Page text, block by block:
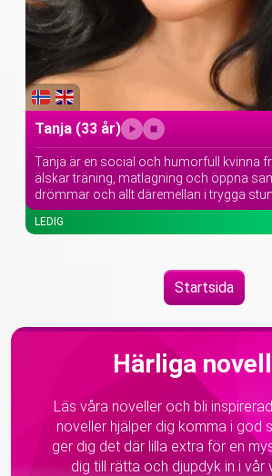
Tanja (33 år)
Tanja är en social och humorfull kvinna
älskar träning, matlagning och öppna
drömmar och allt däremellan i trygga
LEDIG
Startsida
Härliga
Läs våra noveller och bli
noveller hjälper dig komma i god
ger dig det där lilla extra för en
dig till rätta och djupdyk in i vår